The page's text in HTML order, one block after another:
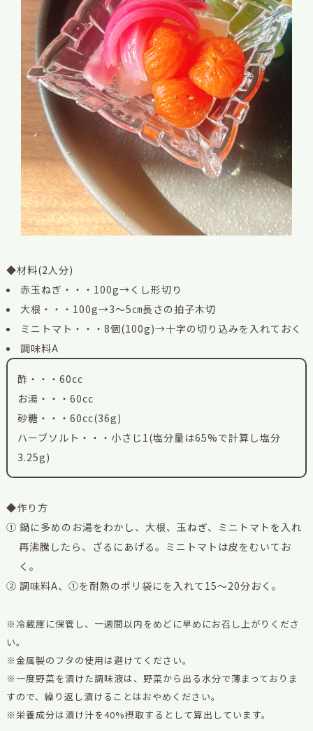
◆材料(2人分)
赤玉ねぎ・・・100g→くし形切り
大根・・・100g→3～5㎝長さの拍子木切
ミニトマト・・・8個(100g)→十字の切り込みを入れておく
調味料A
酢・・・60cc
お湯・・・60cc
砂糖・・・60cc(36g)
ハーブソルト・・・小さじ1(塩分量は65%で計算し塩分
3.25g)
◆作り方
① 鍋に多めのお湯をわかし、大根、玉ねぎ、ミニトマトを入れ
再沸騰したら、ざるにあげる。ミニトマトは皮をむいてお
く。
② 調味料A、①を耐熱のポリ袋にを入れて15～20分おく。
※冷蔵庫に保管し、一週間以内をめどに早めにお召し上がりくださ
い。
※金属製のフタの使用は避けてください。
※一度野菜を漬けた調味液は、野菜から出る水分で薄まっておりま
すので、繰り返し漬けることはおやめください。
※栄養成分は漬け汁を40%摂取するとして算出しています。